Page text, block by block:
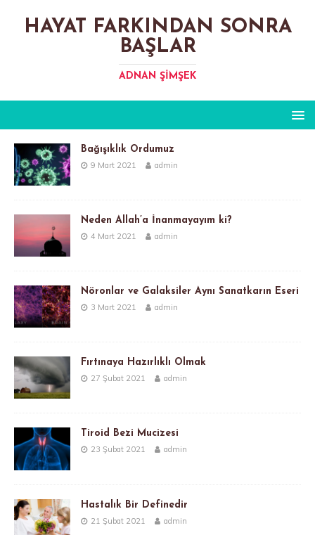
HAYAT FARKINDAN SONRA
BAŞLAR
ADNAN ŞIMŞEK
Bağışıklık Ordumuz
9 Mart 2021 admin
Neden Allah’a İnanmayayım ki?
4 Mart 2021 admin
Nöronlar ve Galaksiler Aynı Sanatkarın Eseri
3 Mart 2021 admin
Fırtınaya Hazırlıklı Olmak
27 Şubat 2021 admin
Tiroid Bezi Mucizesi
23 Şubat 2021 admin
Hastalık Bir Definedir
21 Şubat 2021 admin